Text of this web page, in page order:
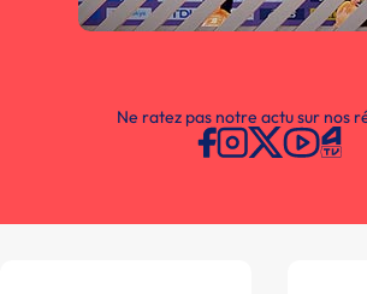
Ne ratez pas notre actu sur nos